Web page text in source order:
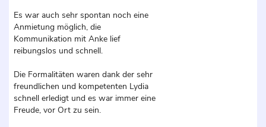
Es war auch sehr spontan noch eine
Anmietung möglich, die
Kommunikation mit Anke lief
reibungslos und schnell.
Die Formalitäten waren dank der sehr
freundlichen und kompetenten Lydia
schnell erledigt und es war immer eine
Freude, vor Ort zu sein.